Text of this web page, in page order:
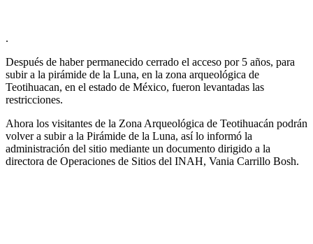
.
Después de haber permanecido cerrado el acceso por 5 años, para
subir a la pirámide de la Luna, en la zona arqueológica de
Teotihuacan, en el estado de México, fueron levantadas las
restricciones.
Ahora los visitantes de la Zona Arqueológica de Teotihuacán podrán
volver a subir a la Pirámide de la Luna, así lo informó la
administración del sitio mediante un documento dirigido a la
directora de Operaciones de Sitios del INAH, Vania Carrillo Bosh.